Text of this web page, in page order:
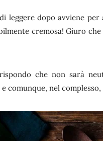
leggere dopo avviene
cremosa! Giuro
che non sarà
nel